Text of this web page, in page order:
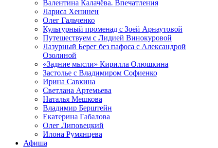
Валентина Калачёва. Впечатления
Лариса Хенинен
Олег Гальченко
Культурный променад с Зоей Арнаутовой
Путешествуем с Лидией Винокуровой
Лазурный Берег без пафоса с Александрой
Озолиной
«Задние мысли» Кирилла Олюшкина
Застолье с Владимиром Софиенко
Ирина Савкина
Светлана Артемьева
Наталья Мешкова
Владимир Берштейн
Екатерина Габалова
Олег Липовецкий
Илона Румянцева
Афиша